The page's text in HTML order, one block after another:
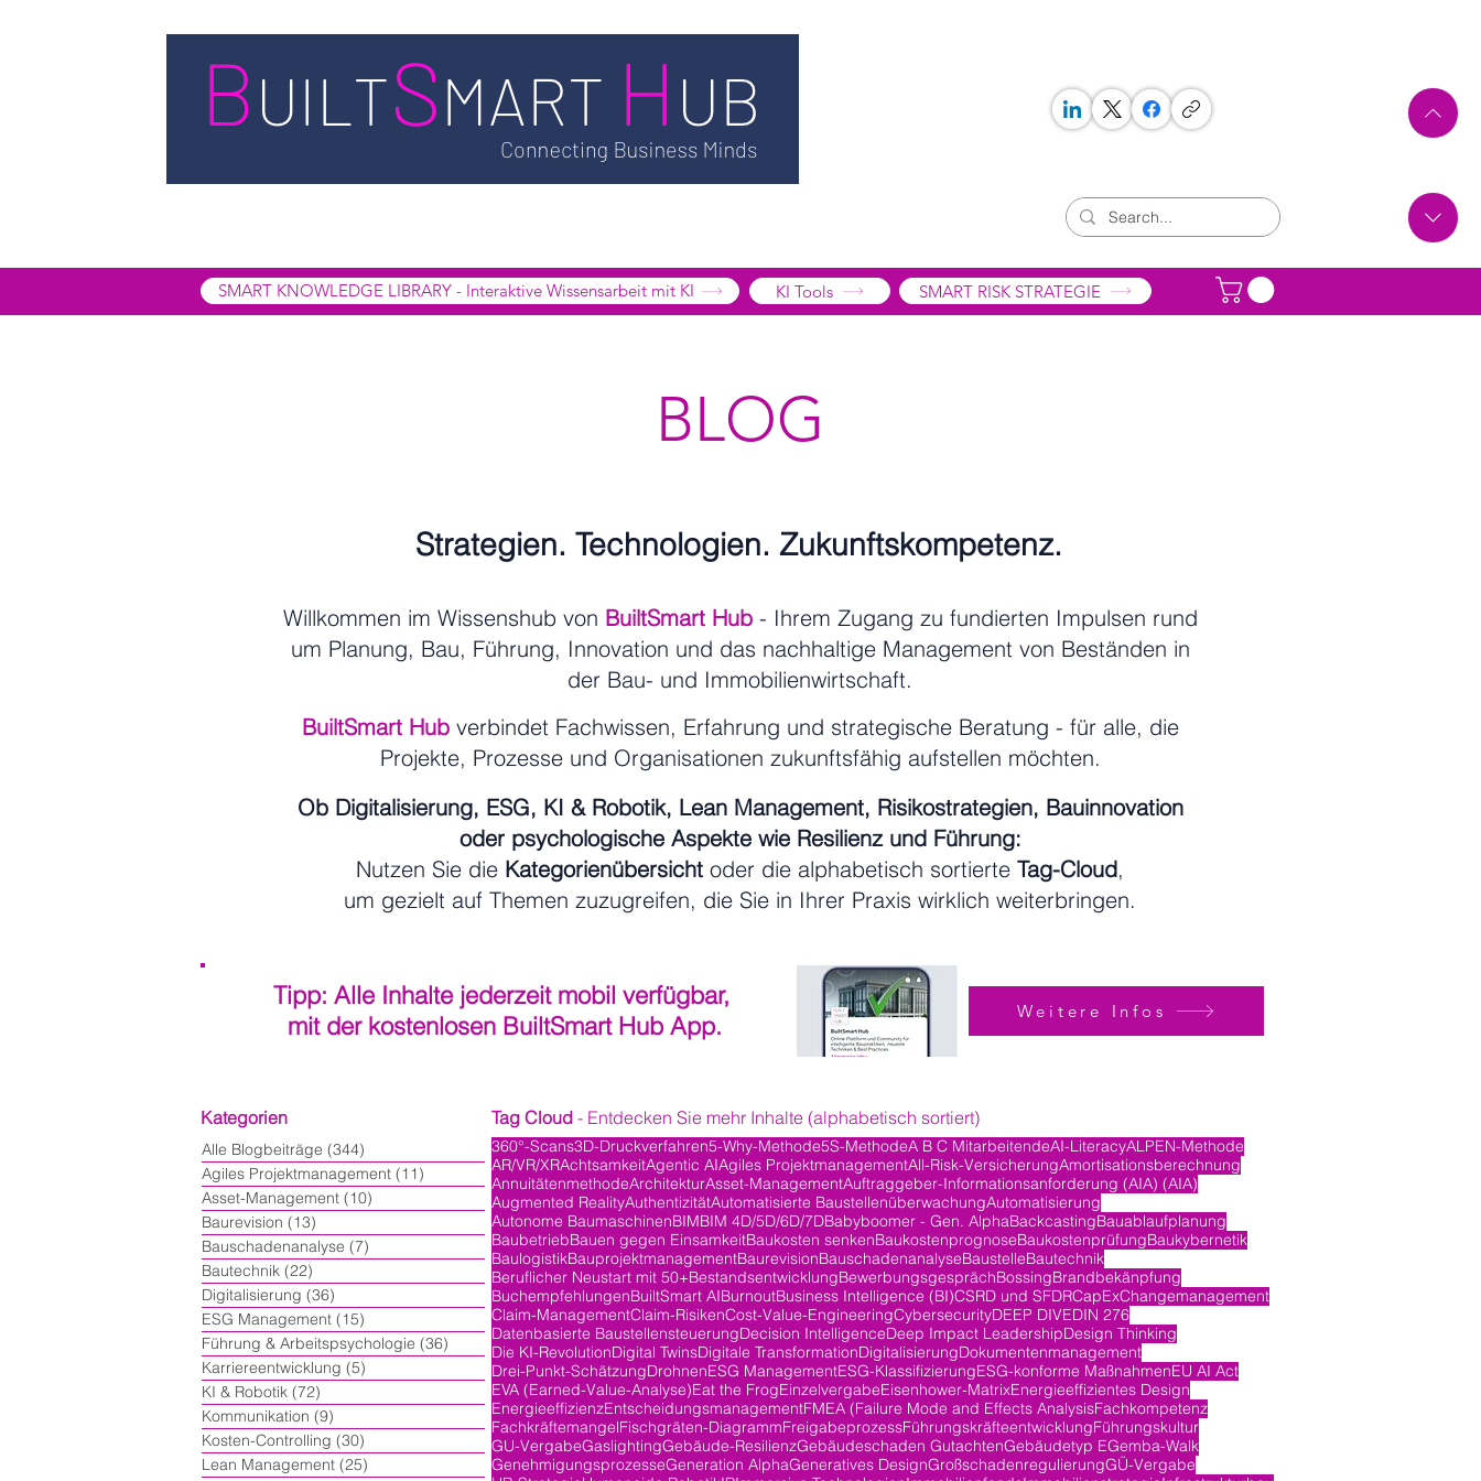
SMART KNOWLEDGE LIBRARY - Interaktive Wissensarbeit mit KI KI Tools SMART RISK STRATEGIE
BLOG
Strategien. Technologien. Zukunftskompetenz.
Willkommen im Wissenshub von BuiltSmart Hub- Ihrem Zugang zu fundierten Impulsen rund
um Planung, Bau, Führung, Innovation und das nachhaltige Management von Beständen in
der Bau- und Immobilienwirtschaft.
BuiltSmart Hubverbindet Fachwissen, Erfahrung und strategische Beratung - für alle, die
Projekte, Prozesse und Organisationen zukunftsfähig aufstellen möchten.
Ob Digitalisierung, ESG, KI & Robotik, Lean Management, Risikostrategien, Bauinnovation
oder psychologische Aspekte wie Resilienz und Führung:
Nutzen Sie die Kategorienübersicht oder die alphabetisch sortierte Tag-Cloud,
um gezielt auf Themen zuzugreifen, die Sie in Ihrer Praxis wirklich weiterbringen.
Tipp: Alle Inhalte jederzeit mobil verfügbar,
mit der kostenlosen BuiltSmart Hub App.
Weitere Infos
Kategorien
Alle Blogbeiträge (344)
Agiles Projektmanagement (11) 11 Beiträge
Asset-Management (10)
Baurevision (13)
Bauschadenanalyse (7)
Bautechnik (22)
Digitalisierung (36)
ESG Management (15)
Führung & Arbeitspsychologie (36) 36 Beiträge
Karriereentwicklung (5)
KI & Robotik (72)
Kommunikation (9)
Kosten-Controlling (30)
Lean Management (25)
Tag Cloud - Entdecken Sie mehr Inhalte (alphabetisch sortiert)
360°-Scans3D-Druckverfahren5-Why-Methode5S-MethodeA B C MitarbeitendeAI-LiteracyALPEN-Methode
AR/VR/XRAchtsamkeitAgentic AIAgiles ProjektmanagementAll-Risk-VersicherungAmortisationsberechnung
AnnuitätenmethodeArchitekturAsset-ManagementAuftraggeber-Informationsanforderung (AIA) (AIA)
Augmented RealityAuthentizitätAutomatisierte BaustellenüberwachungAutomatisierung
Autonome BaumaschinenBIMBIM 4D/5D/6D/7DBabyboomer - Gen. AlphaBackcastingBauablaufplanung
BaubetriebBauen gegen EinsamkeitBaukosten senkenBaukostenprognoseBaukostenprüfungBaukybernetik
BaulogistikBauprojektmanagementBaurevisionBauschadenanalyseBaustelleBautechnik
Beruflicher Neustart mit 50+BestandsentwicklungBewerbungsgesprächBossingBrandbekänpfung
BuchempfehlungenBuiltSmart AIBurnoutBusiness Intelligence (BI)CSRD und SFDRCapExChangemanagement
Claim-ManagementClaim-RisikenCost-Value-EngineeringCybersecurityDEEP DIVEDIN 276
Datenbasierte BaustellensteuerungDecision IntelligenceDeep Impact LeadershipDesign Thinking
Die KI-RevolutionDigital TwinsDigitale TransformationDigitalisierungDokumentenmanagement
Drei-Punkt-SchätzungDrohnenESG ManagementESG-KlassifizierungESG-konforme MaßnahmenEU AI Act
EVA (Earned-Value-Analyse)Eat the FrogEinzelvergabeEisenhower-MatrixEnergieeffizientes Design
EnergieeffizienzEntscheidungsmanagementFMEA (Failure Mode and Effects AnalysisFachkompetenz
FachkräftemangelFischgräten-DiagrammFreigabeprozessFührungskräfteentwicklungFührungskultur
GU-VergabeGaslightingGebäude-ResilienzGebäudeschaden GutachtenGebäudetyp EGemba-Walk
GenehmigungsprozesseGeneration AlphaGeneratives DesignGroßschadenregulierungGÜ-Vergabe